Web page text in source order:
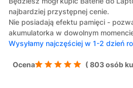
najbardziej przystępnej cenie.
Nie posiadają efektu pamięci -
akumulatorka w dowolnym
Wysyłamy najczęściej w 1-2 dzień
Ocena ( 803 osób